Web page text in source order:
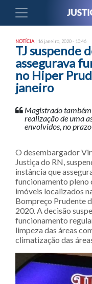
NOTÍCIA | 16 janeiro, 2020 - 10:46
TJ suspende
assegurava
no Hiper
janeiro
Magistrado
realização de uma
envolvidos, no
O desembargador
Justiça do RN,
instância que
funcionamento pleno
imóveis localizados
Bompreço Prudente
2020. A decisão
funcionamento
limpeza das áreas
climatização das